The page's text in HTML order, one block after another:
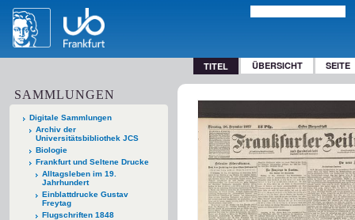
TITEL ÜBERSICHT SEITE
SAMMLUNGEN
Digitale Sammlungen
Archiv der
Universitätsbibliothek JCS
Biologie
Frankfurt und Seltene Drucke
Alltagsleben im 19.
Jahrhundert
Einblattdrucke Gustav
Freytag
Flugschriften 1848